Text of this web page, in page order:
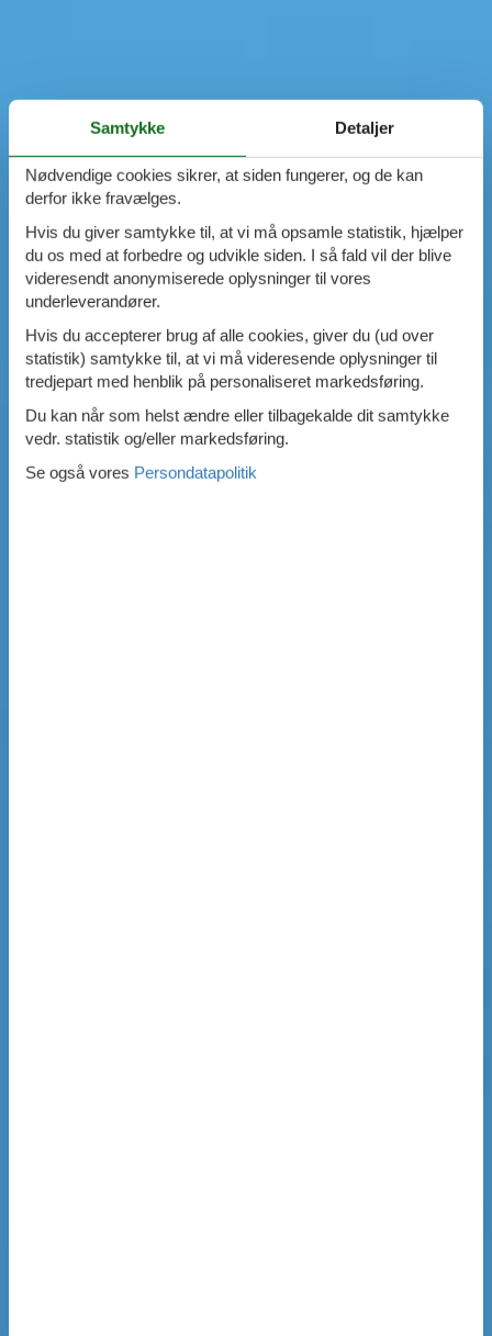
Samtykke Detaljer
Nødvendige cookies sikrer, at siden fungerer, og de kan
derfor ikke fravælges.
Hvis du giver samtykke til, at vi må opsamle statistik, hjælper
du os med at forbedre og udvikle siden. I så fald vil der blive
videresendt anonymiserede oplysninger til vores
underleverandører.
Hvis du accepterer brug af alle cookies, giver du (ud over
statistik) samtykke til, at vi må videresende oplysninger til
tredjepart med henblik på personaliseret markedsføring.
Du kan når som helst ændre eller tilbagekalde dit samtykke
vedr. statistik og/eller markedsføring.
Se også vores Persondatapolitik